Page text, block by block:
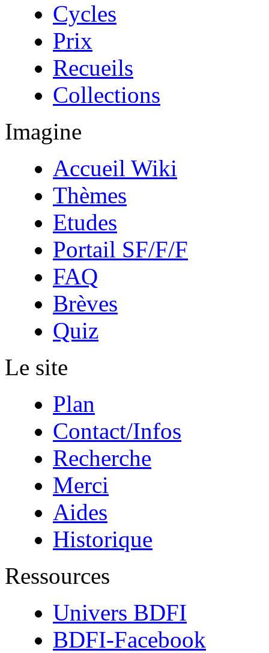
Cycles
Prix
Recueils
Collections
Imagine
Accueil Wiki
Thèmes
Etudes
Portail SF/F/F
FAQ
Brèves
Quiz
Le site
Plan
Contact/Infos
Recherche
Merci
Aides
Historique
Ressources
Univers BDFI
BDFI-Facebook